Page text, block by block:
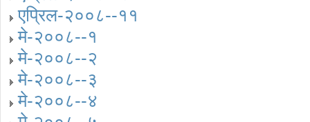
एप्रिल-२००८--११
मे-२००८--१
मे-२००८--२
मे-२००८--३
मे-२००८--४